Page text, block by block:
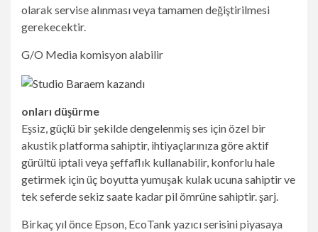
olarak servise alınması veya tamamen değiştirilmesi
gerekecektir.
G/O Media komisyon alabilir
onları düşürme
Eşsiz, güçlü bir şekilde dengelenmiş ses için özel bir
akustik platforma sahiptir, ihtiyaçlarınıza göre aktif
gürültü iptali veya şeffaflık kullanabilir, konforlu hale
getirmek için üç boyutta yumuşak kulak ucuna sahiptir ve
tek seferde sekiz saate kadar pil ömrüne sahiptir. şarj.
Birkaç yıl önce Epson, EcoTank yazıcı serisini piyasaya